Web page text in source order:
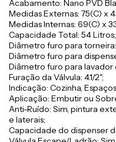
Acabamento: Nano PVD
Medidas Externas: 75(C) x
Medidas Internas: 69(C) x
Capacidade Total: 54 Litros;
Diâmetro furo para
Diâmetro furo para
Diâmetro furo para
Furação da Válvula: 4.1/2";
Indicação: Cozinha,
Aplicação: Embutir ou
Anti-Ruído: Sim, pintura
e laterais;
Capacidade do dispenser